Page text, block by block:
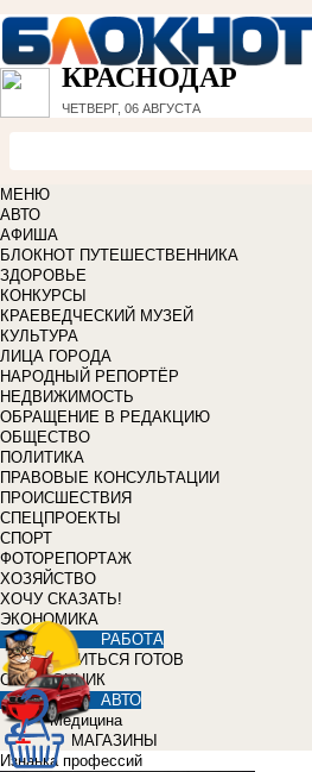
КРАСНОДАР
ЧЕТВЕРГ, 06 АВГУСТА
МЕНЮ
АВТО
АФИША
БЛОКНОТ ПУТЕШЕСТВЕННИКА
ЗДОРОВЬЕ
КОНКУРСЫ
КРАЕВЕДЧЕСКИЙ МУЗЕЙ
КУЛЬТУРА
ЛИЦА ГОРОДА
НАРОДНЫЙ РЕПОРТЁР
НЕДВИЖИМОСТЬ
ОБРАЩЕНИЕ В РЕДАКЦИЮ
ОБЩЕСТВО
ПОЛИТИКА
ПРАВОВЫЕ КОНСУЛЬТАЦИИ
ПРОИСШЕСТВИЯ
СПЕЦПРОЕКТЫ
СПОРТ
ФОТОРЕПОРТАЖ
ХОЗЯЙСТВО
ХОЧУ СКАЗАТЬ!
ЭКОНОМИКА
РАБОТА
УЧИТЬСЯ ГОТОВ
СПРАВОЧНИК
АВТО
Медицина
МАГАЗИНЫ
Изнанка профессий